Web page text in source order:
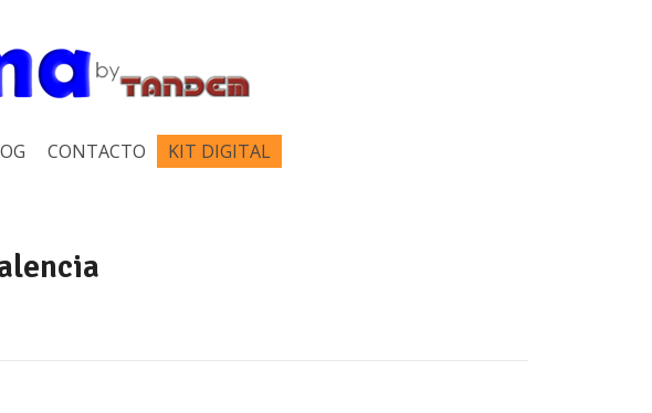
CONTACTO KIT DIGITAL